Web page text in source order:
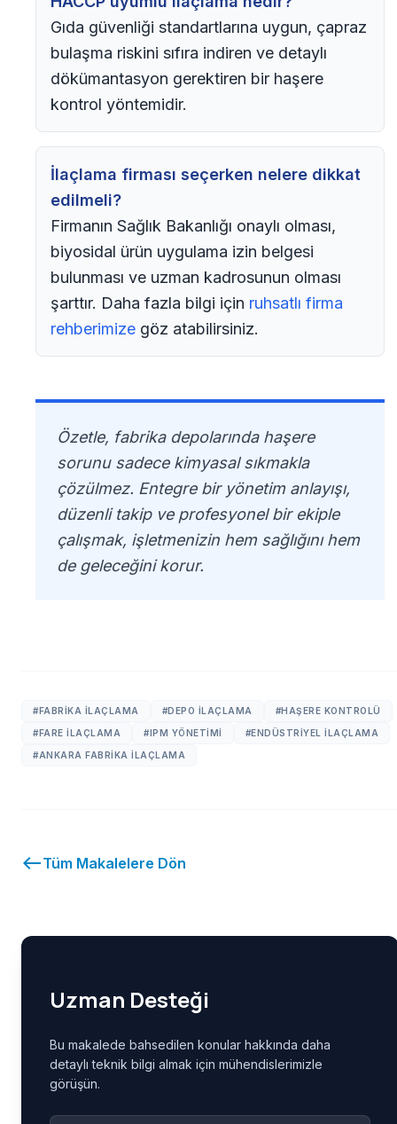
Gıda güvenliği standartlarına uygun, çapraz
bulaşma riskini sıfıra indiren ve detaylı
dökümantasyon gerektiren bir haşere
kontrol yöntemidir.
İlaçlama firması seçerken nelere dikkat
edilmeli?
Firmanın Sağlık Bakanlığı onaylı olması,
biyosidal ürün uygulama izin belgesi
bulunması ve uzman kadrosunun olması
şarttır. Daha fazla bilgi için ruhsatlı firma
rehberimize göz atabilirsiniz.
Özetle, fabrika depolarında haşere
sorunu sadece kimyasal sıkmakla
çözülmez. Entegre bir yönetim anlayışı,
düzenli takip ve profesyonel bir ekiple
çalışmak, işletmenizin hem sağlığını hem
de geleceğini korur.
#FABRIKA ILAÇLAMA #DEPO ILAÇLAMA #HAŞERE KONTROLÜ
#FARE ILAÇLAMA #IPM YÖNETIMI #ENDÜSTRIYEL ILAÇLAMA
#ANKARA FABRIKA ILAÇLAMA
westTüm Makalelere Dön
Uzman Desteği
Bu makalede bahsedilen konular hakkında daha
detaylı teknik bilgi almak için mühendislerimizle
görüşün.